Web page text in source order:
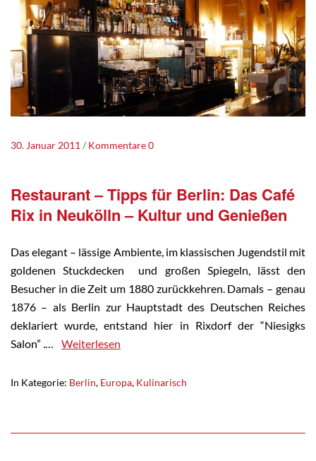
30. Januar 2011 Kommentare 0
Restaurant – Tipps für Berlin: Das Café
Rix in Neukölln – Kultur und Genießen
Das elegant – lässige Ambiente, im klassischen Jugendstil mit
goldenen Stuckdecken und großen Spiegeln, lässt den
Besucher in die Zeit um 1880 zurückkehren. Damals – genau
1876 – als Berlin zur Hauptstadt des Deutschen Reiches
deklariert wurde, entstand hier in Rixdorf der “Niesigks
Salon” .…
Weiterlesen
In Kategorie: Berlin, Europa, Kulinarisch